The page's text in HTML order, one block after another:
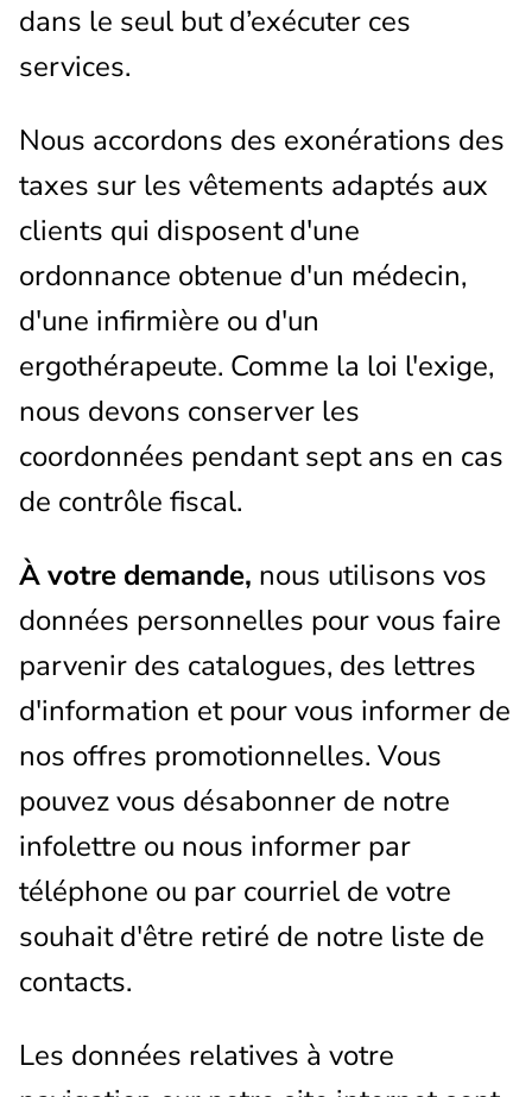
dans le seul but d’exécuter ces
services.
Nous accordons des exonérations des
taxes sur les vêtements adaptés aux
clients qui disposent d'une
ordonnance obtenue d'un médecin,
d'une infirmière ou d'un
ergothérapeute. Comme la loi l'exige,
nous devons conserver les
coordonnées pendant sept ans en cas
de contrôle fiscal.
À votre demande, nous utilisons vos
données personnelles pour vous faire
parvenir des catalogues, des lettres
d'information et pour vous informer de
nos offres promotionnelles. Vous
pouvez vous désabonner de notre
infolettre ou nous informer par
téléphone ou par courriel de votre
souhait d'être retiré de notre liste de
contacts.
Les données relatives à votre